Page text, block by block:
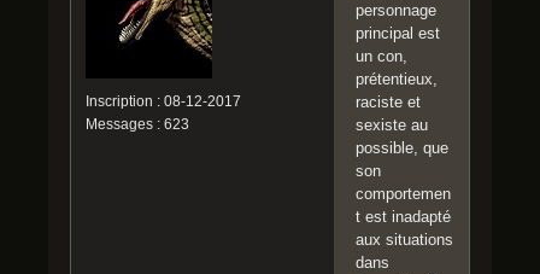
Inscription : 08-12-2017
Messages : 623
personnage
principal est
un con,
prétentieux,
raciste et
sexiste au
possible, que
son
comportemen
t est inadapté
aux situations
dans